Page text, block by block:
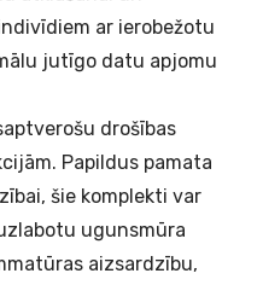
ar ierobežotu
jutīgo datu apjomu
drošības
Papildus pamata
šie komplekti var
ugunsmūra
aizsardzību,